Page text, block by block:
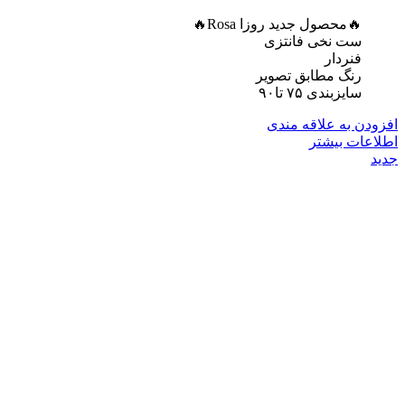
🔥محصول جدید روزا Rosa🔥
ست نخی فانتزی
فنردار
رنگ مطابق تصویر
سایزبندی ۷۵ تا۹۰
افزودن به علاقه مندی
اطلاعات بیشتر
جدید